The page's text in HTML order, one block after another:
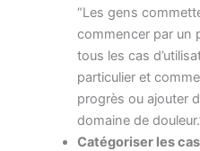
“Les gens
commencer par un
tous les cas
particulier et
progrès ou ajouter
domaine de
Catégoriser les